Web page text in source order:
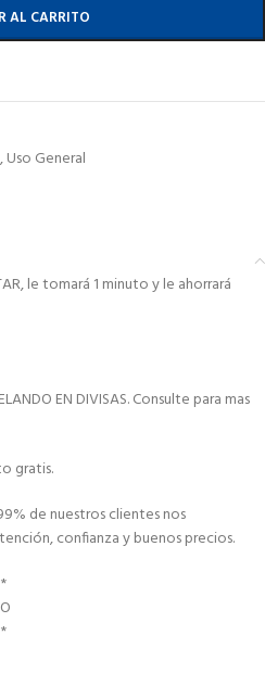
AL CARRITO
,Uso General
le tomará 1 minuto y le ahorrará
EN DIVISAS. Consulte para mas
gratis.
de nuestros clientes nos
confianza y buenos precios.